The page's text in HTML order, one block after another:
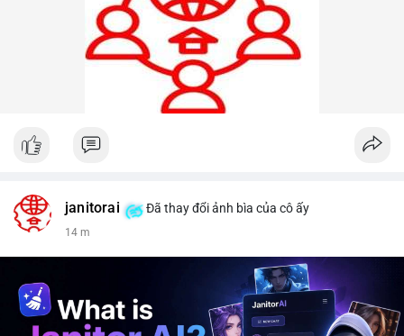
janitorai Đã thay đổi ảnh bìa của cô ấy
14 m